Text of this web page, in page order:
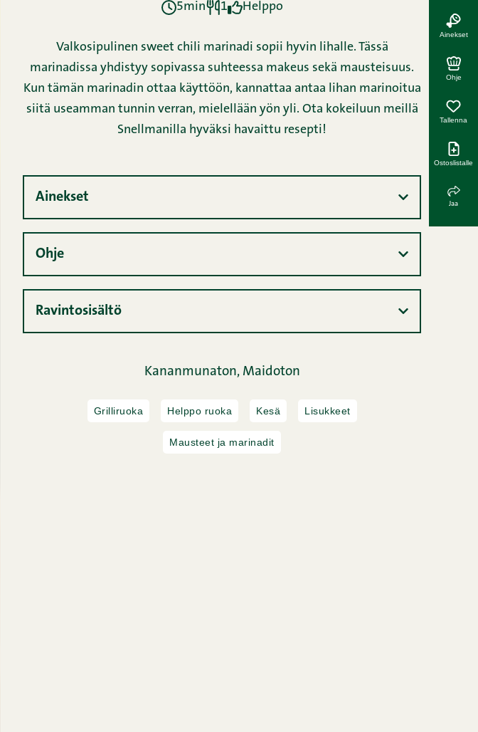
5min 1 Helppo
Valkosipulinen sweet chili marinadi sopii hyvin lihalle. Tässä
marinadissa yhdistyy sopivassa suhteessa makeus sekä mausteisuus.
Kun tämän marinadin ottaa käyttöön, kannattaa antaa lihan marinoitua
siitä useamman tunnin verran, mielellään yön yli. Ota kokeiluun meillä
Snellmanilla hyväksi havaittu resepti!
Ainekset
Ohje
Ravintosisältö
Kananmunaton, Maidoton
Grilliruoka Helppo ruoka Kesä Lisukkeet
Mausteet ja marinadit
Ainekset
Ohje
Tallenna
Ostoslistalle
Jaa